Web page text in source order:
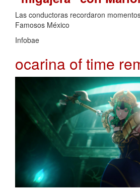
Las conductoras recordaron
Famosos México
Infobae
ocarina of time